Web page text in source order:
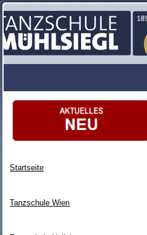
Startseite
Tanzschule Wien